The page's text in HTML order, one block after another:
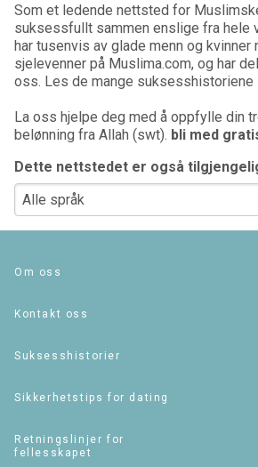
Som et ledende nettsted for
suksessfullt sammen enslige fra hele
har tusenvis av glade menn og kvinner
sjelevenner på Muslima.com, og har
oss. Les de mange suksesshistoriene
La oss hjelpe deg med å oppfylle din
belønning fra Allah (swt). bli med
Dette nettstedet er også
Om oss
Kontakt oss
Suksesshistorier
Sikkerhetstips for dating
Retningslinjer for
fellesskapet